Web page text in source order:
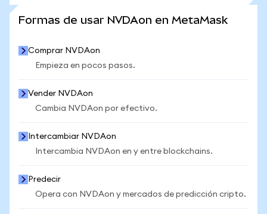
Formas de usar NVDAon en MetaMask
Comprar NVDAon
Empieza en pocos pasos.
Vender NVDAon
Cambia NVDAon por efectivo.
Intercambiar NVDAon
Intercambia NVDAon en y entre blockchains.
Predecir
Opera con NVDAon y mercados de predicción cripto.